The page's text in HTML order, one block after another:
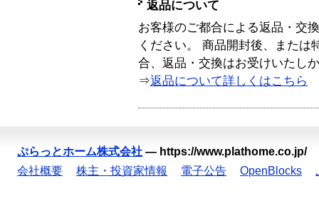
返品について
お客様のご都合による返品・交
ください。 商品開封後、または
合、返品・交換はお受けいたし
⇒返品について詳しくはこちら
ぷらっとホーム株式会社 — https://www.plathome.co.jp/
会社概要
株主・投資家情報 電子公告 OpenBlocks